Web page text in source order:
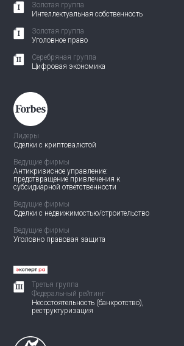
Золотая группа
Интеллектуальная собственность
Золотая группа
Уголовное право
Серебряная группа
Цифровая экономика
Лидеры
Сделки с криптовалютой
Ведущие фирмы
Антикризисное управление:
предотвращение привлечения к
субсидиарной ответственности
Ведущие фирмы
Сделки с недвижимостью/строительство
Ведущие фирмы
Уголовно правовая защита
Третья группа
Федеральный рейтинг
Несостоятельность (банкротство),
реструктуризация